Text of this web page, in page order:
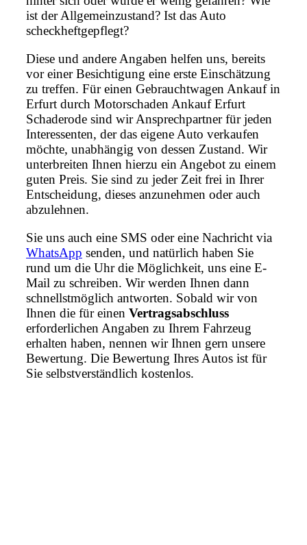
ist der Allgemeinzustand? Ist das Auto
scheckheftgepflegt?
Diese und andere Angaben helfen uns, bereits
vor einer Besichtigung eine erste Einschätzung
zu treffen. Für einen Gebrauchtwagen Ankauf in
Erfurt durch Motorschaden Ankauf Erfurt
Schaderode sind wir Ansprechpartner für jeden
Interessenten, der das eigene Auto verkaufen
möchte, unabhängig von dessen Zustand. Wir
unterbreiten Ihnen hierzu ein Angebot zu einem
guten Preis. Sie sind zu jeder Zeit frei in Ihrer
Entscheidung, dieses anzunehmen oder auch
abzulehnen.
Sie uns auch eine SMS oder eine Nachricht via
WhatsApp senden, und natürlich haben Sie
rund um die Uhr die Möglichkeit, uns eine E-
Mail zu schreiben. Wir werden Ihnen dann
schnellstmöglich antworten. Sobald wir von
Ihnen die für einen Vertragsabschluss
erforderlichen Angaben zu Ihrem Fahrzeug
erhalten haben, nennen wir Ihnen gern unsere
Bewertung. Die Bewertung Ihres Autos ist für
Sie selbstverständlich kostenlos.